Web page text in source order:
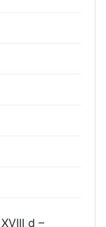
XVIII d –